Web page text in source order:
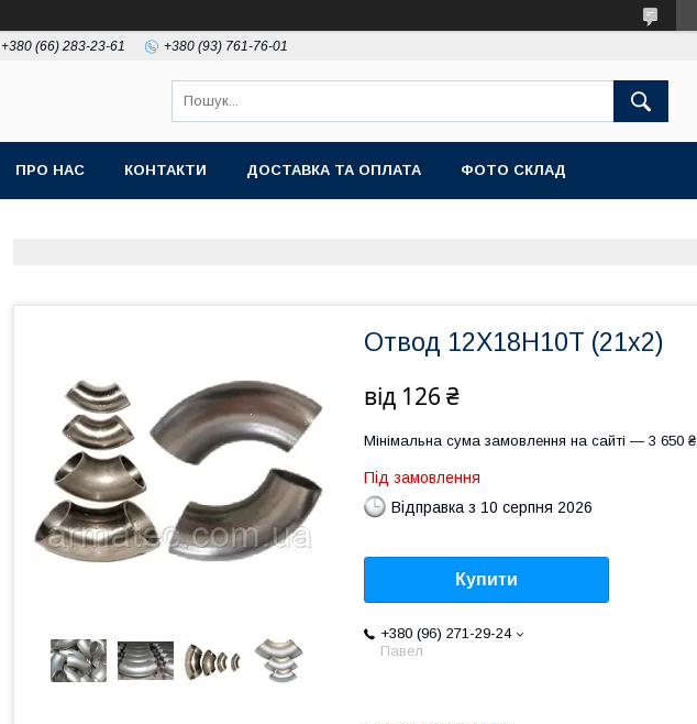
+380 (66) 283-23-61 +380 (93) 761-76-01
ПРО НАС КОНТАКТИ ДОСТАВКА ТА ОПЛАТА ФОТО СКЛАД
Отвод 12Х18Н10Т (21x2)
від 126 ₴
Мінімальна сума замовлення на сайті — 3 650 ₴
Під замовлення
Відправка з 10 серпня 2026
Купити
+380 (96) 271-29-24
Павел